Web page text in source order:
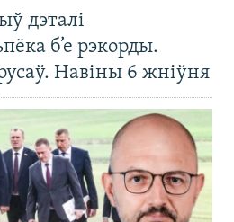
дэталі
б’е рэкорды.
Навіны 6 жніўня